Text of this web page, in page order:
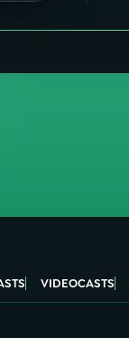
VIDEOCASTS